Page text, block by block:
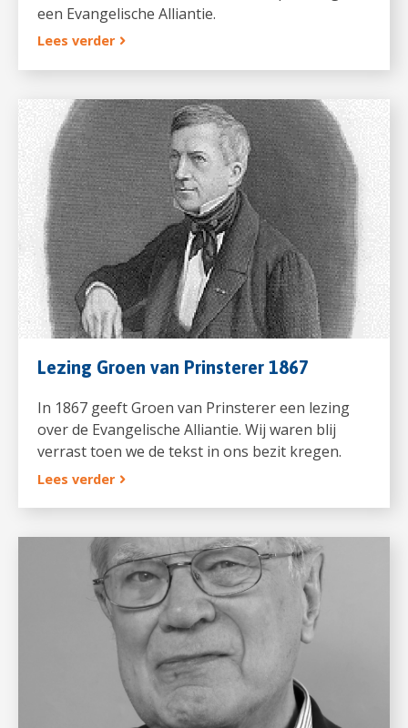
een Evangelische Alliantie.
Lees verder
Lezing Groen van Prinsterer 1867
In 1867 geeft Groen van Prinsterer een lezing
over de Evangelische Alliantie. Wij waren blij
verrast toen we de tekst in ons bezit kregen.
Lees verder